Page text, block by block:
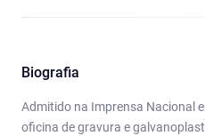
Biografia
Admitido na Imprensa Nacional
oficina de gravura e